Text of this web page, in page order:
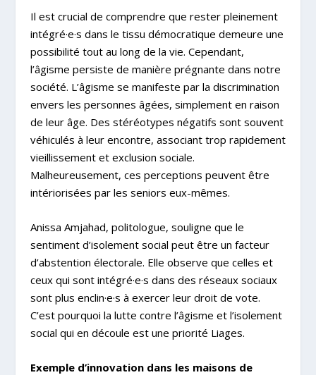
Il est crucial de comprendre que rester pleinement
intégré·e·s dans le tissu démocratique demeure une
possibilité tout au long de la vie. Cependant,
l’âgisme persiste de manière prégnante dans notre
société. L’âgisme se manifeste par la discrimination
envers les personnes âgées, simplement en raison
de leur âge. Des stéréotypes négatifs sont souvent
véhiculés à leur encontre, associant trop rapidement
vieillissement et exclusion sociale.
Malheureusement, ces perceptions peuvent être
intériorisées par les seniors eux-mêmes.
Anissa Amjahad, politologue, souligne que le
sentiment d’isolement social peut être un facteur
d’abstention électorale. Elle observe que celles et
ceux qui sont intégré·e·s dans des réseaux sociaux
sont plus enclin·e·s à exercer leur droit de vote.
C’est pourquoi la lutte contre l’âgisme et l’isolement
social qui en découle est une priorité Liages.
Exemple d’innovation dans les maisons de